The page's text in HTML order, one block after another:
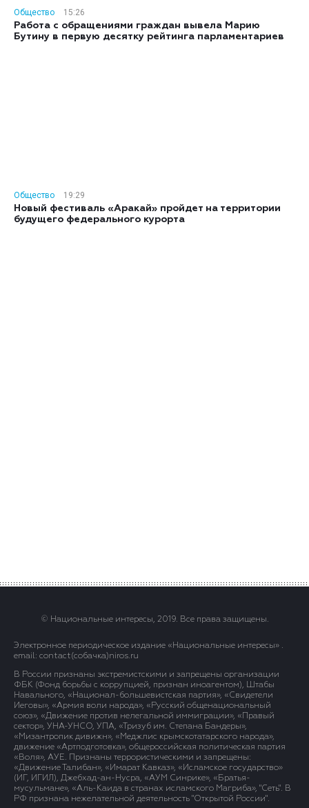
Общество
15:26
Работа с обращениями граждан вывела Марию
Бутину в первую десятку рейтинга парламентариев
Общество
19:29
Новый фестиваль «Аракай» пройдет на территории
будущего федерального курорта
© Национальные интересы, 2019. Все права защищены.
Электронное периодическое издание «Национальные интересы» .
email: contact(сoбaчка)niros.ru
В России признаны экстремистскими и запрещены организации
ФБК (Фонд борьбы с коррупцией, признан иноагентом), Штабы
Навального, «Национал-большевистская партия», «Свидетели
Иеговы», «Армия воли народа», «Русский общенациональный
союз», «Движение против нелегальной иммиграции», «Правый
сектор», УНА-УНСО, УПА, «Тризуб им. Степана Бандеры»,
«Мизантропик дивижн», «Меджлис крымскотатарского народа»,
движение «Артподготовка», общероссийская политическая партия
«Воля», АУЕ. Признаны террористическими и запрещены:
«Движение Талибан», «Имарат Кавказ», «Исламское государство»
(ИГ, ИГИЛ), Джебхад-ан-Нусра, «АУМ Синрике», «Братья-
мусульмане», «Аль-Каида в странах исламского Магриба», "Сеть". В
РФ признана нежелательной деятельность "Открытой России".